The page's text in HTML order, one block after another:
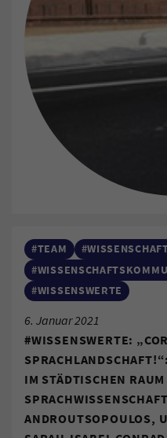
#TEAM
#WISSENSWERTE
6. Januar 2021
#WISSENSWERTE:
IM STÄDTISCHEN
ANDROUTSOPOULOS,